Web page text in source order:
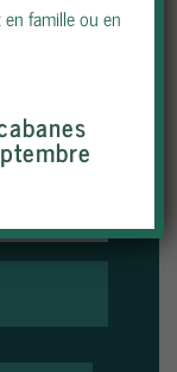
famille ou en